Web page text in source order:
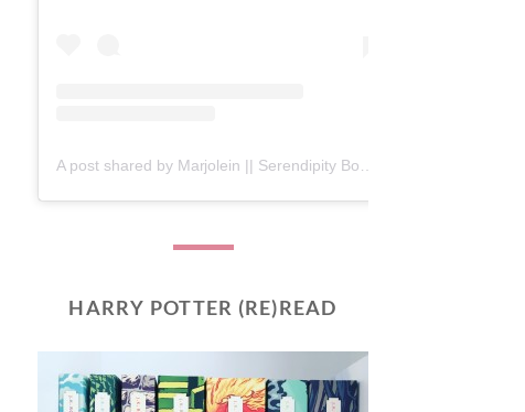
HARRY POTTER (RE)READ